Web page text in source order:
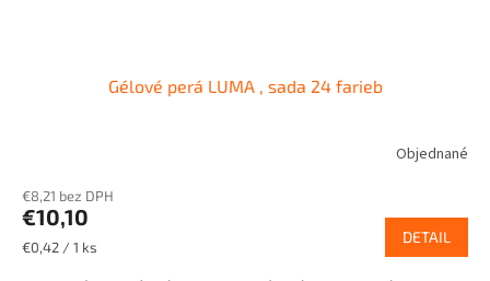
Gélové perá LUMA , sada 24 farieb
Objednané
€8,21 bez DPH
€10,10
Jednotková
€0,42 / 1 ks
DETAIL